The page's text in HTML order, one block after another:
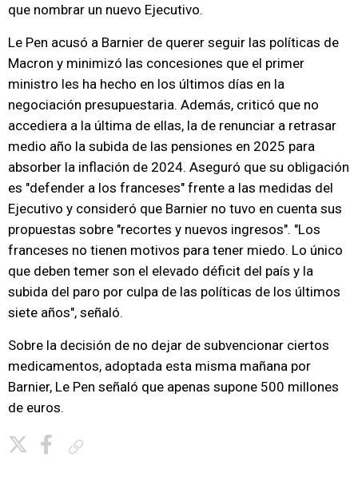
que nombrar un nuevo Ejecutivo.
Le Pen acusó a Barnier de querer seguir las políticas de
Macron y minimizó las concesiones que el primer
ministro les ha hecho en los últimos días en la
negociación presupuestaria. Además, criticó que no
accediera a la última de ellas, la de renunciar a retrasar
medio año la subida de las pensiones en 2025 para
absorber la inflación de 2024. Aseguró que su obligación
es "defender a los franceses" frente a las medidas del
Ejecutivo y consideró que Barnier no tuvo en cuenta sus
propuestas sobre "recortes y nuevos ingresos". "Los
franceses no tienen motivos para tener miedo. Lo único
que deben temer son el elevado déficit del país y la
subida del paro por culpa de las políticas de los últimos
siete años", señaló.
Sobre la decisión de no dejar de subvencionar ciertos
medicamentos, adoptada esta misma mañana por
Barnier, Le Pen señaló que apenas supone 500 millones
de euros.